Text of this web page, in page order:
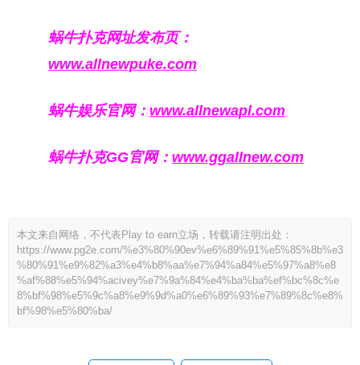
蜗牛扑克网址发布页：
www.allnewpuke.com
蜗牛娱乐官网： www.allnewapl.com
蜗牛扑克GG官网： www.ggallnew.com
本文来自网络，不代表Play to earn立场，转载请注明出处：
https://www.pg2e.com/%e3%80%90ev%e6%89%91%e5%85%8b%e3
%80%91%e9%82%a3%e4%b8%aa%e7%94%a84%e5%97%a8%e8
%af%88%e5%94%acivey%e7%9a%84%e4%ba%ba%ef%bc%8c%e
8%bf%98%e5%9c%a8%e9%9d%a0%e6%89%93%e7%89%8c%e8%
bf%98%e5%80%ba/